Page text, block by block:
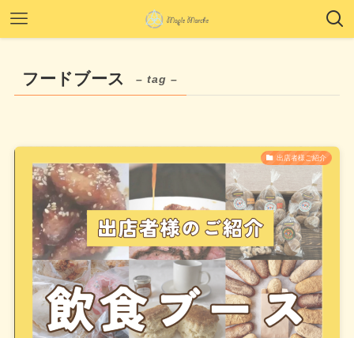
フードブース – tag –
出店者様ご紹介